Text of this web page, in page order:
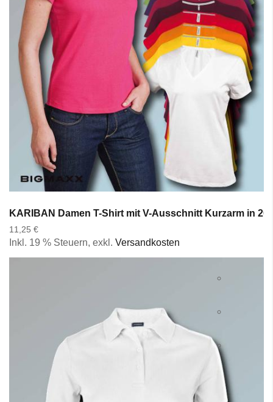
KARIBAN Damen T-Shirt mit V-Ausschnitt Kurzarm in 20
11,25 €
Inkl. 19 % Steuern, exkl. Versandkosten